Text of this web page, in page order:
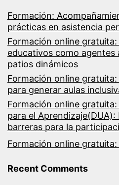
Formación:
prácticas en asistencia
Formación online
educativos como agentes
patios dinámicos
Formación online
para generar aulas
Formación online gratuita:
para el
barreras para la
Formación online
Recent Comments